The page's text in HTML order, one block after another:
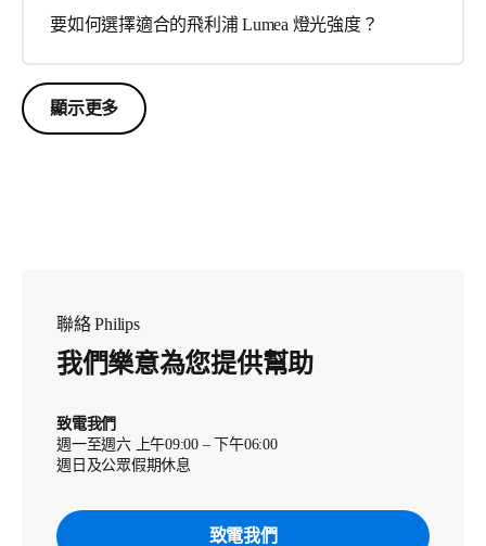
要如何選擇適合的飛利浦 Lumea 燈光強度？
顯示更多
聯絡 Philips
我們樂意為您提供幫助
致電我們
週一至週六 上午09:00 – 下午06:00
週日及公眾假期休息
致電我們